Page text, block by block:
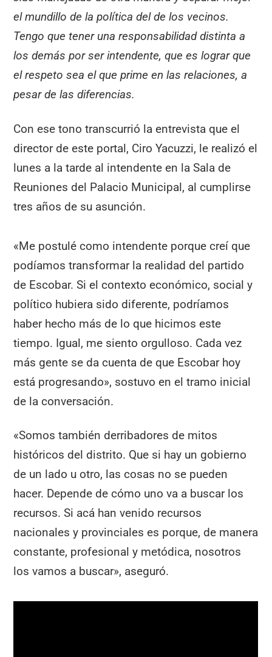
el mundillo de la política del de los vecinos.
Tengo que tener una responsabilidad distinta a
los demás por ser intendente, que es lograr que
el respeto sea el que prime en las relaciones, a
pesar de las diferencias.
Con ese tono transcurrió la entrevista que el
director de este portal, Ciro Yacuzzi, le realizó el
lunes a la tarde al intendente en la Sala de
Reuniones del Palacio Municipal, al cumplirse
tres años de su asunción.
«Me postulé como intendente porque creí que
podíamos transformar la realidad del partido
de Escobar. Si el contexto económico, social y
político hubiera sido diferente, podríamos
haber hecho más de lo que hicimos este
tiempo. Igual, me siento orgulloso. Cada vez
más gente se da cuenta de que Escobar hoy
está progresando», sostuvo en el tramo inicial
de la conversación.
«Somos también derribadores de mitos
históricos del distrito. Que si hay un gobierno
de un lado u otro, las cosas no se pueden
hacer. Depende de cómo uno va a buscar los
recursos. Si acá han venido recursos
nacionales y provinciales es porque, de manera
constante, profesional y metódica, nosotros
los vamos a buscar», aseguró.